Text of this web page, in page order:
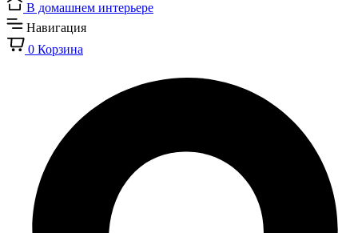
В домашнем интерьере
Навигация
0 Корзина